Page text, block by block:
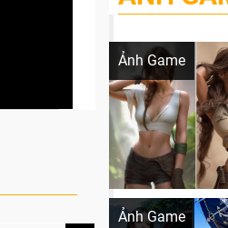
Ảnh Game
Lala Croft vừa
Ảnh Game
Khi AI Cosplay